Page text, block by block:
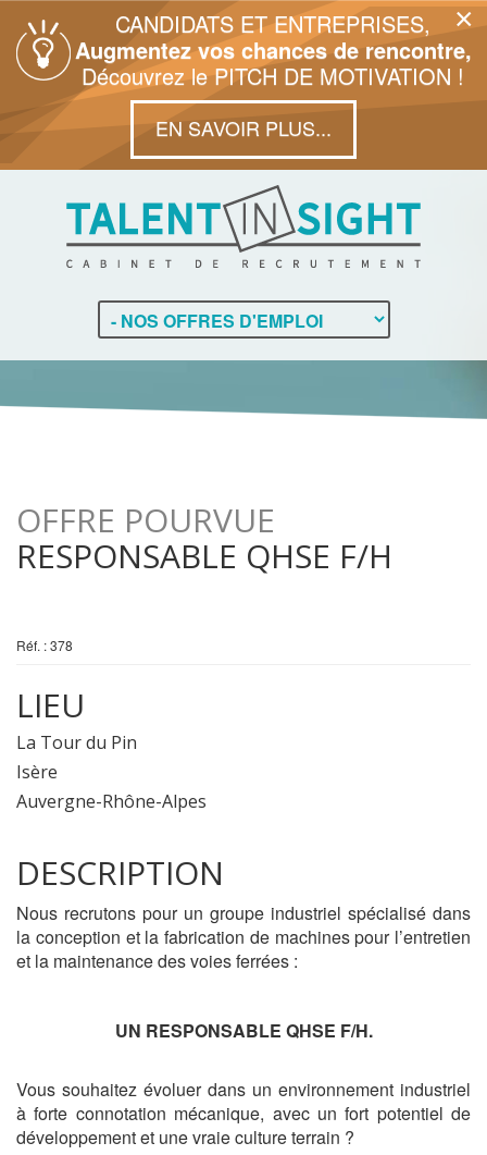
×
CANDIDATS ET ENTREPRISES,
Augmentez vos chances de rencontre,
Découvrez le PITCH DE MOTIVATION !
EN SAVOIR PLUS...
OFFRE POURVUE
RESPONSABLE QHSE F/H
Réf. : 378
LIEU
La Tour du Pin
Isère
Auvergne-Rhône-Alpes
DESCRIPTION
Nous recrutons pour un groupe industriel spécialisé dans
la conception et la fabrication de machines pour l’entretien
et la maintenance des voies ferrées :
UN RESPONSABLE QHSE F/H.
Vous souhaitez évoluer dans un environnement industriel
à forte connotation mécanique, avec un fort potentiel de
développement et une vraie culture terrain ?